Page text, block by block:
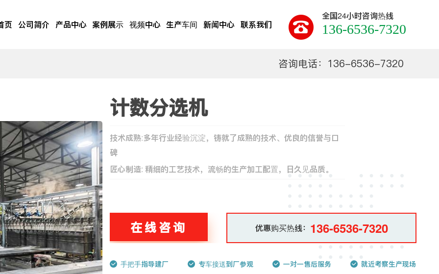
页 公司简介 产品中心 案例展示 视频中心 生产车间 新闻中心 联系我们
全国24小时咨询热线
136-6536-7320
咨询电话：136-6536-7320
计数分选机
技术成熟:多年行业经验沉淀，铸就了成熟的技术、优良的信誉与口
碑
匠心制造: 精细的工艺技术，流畅的生产加工配置，日久见品质。
在线咨询 优惠购买热线： 136-6536-7320
手把手指导建厂 专车接送到厂参观 一对一售后服务 就近考察生产现场